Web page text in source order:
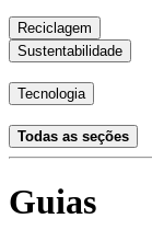
Reciclagem
Sustentabilidade
Tecnologia
Todas as seções
Guias